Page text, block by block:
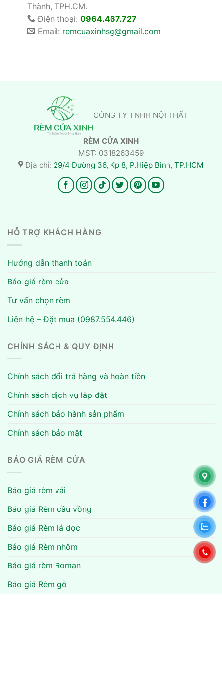
Thành, TPH.CM.
Điện thoại: 0964.467.727
Email: remcuaxinhsg@gmail.com
CÔNG TY TNHH NỘI THẤT
RÈM CỬA XINH
MST: 0318263459
Địa chỉ: 29/4 Đường 36, Kp 8, P.Hiệp Bình, TP.HCM
HỖ TRỢ KHÁCH HÀNG
Hướng dẫn thanh toán
Báo giá rèm cửa
Tư vấn chọn rèm
Liên hệ – Đặt mua (0987.554.446)
CHÍNH SÁCH & QUY ĐỊNH
Chính sách đổi trả hàng và hoàn tiền
Chính sách dịch vụ lắp đặt
Chính sách bảo hành sản phẩm
Chính sách bảo mật
BÁO GIÁ RÈM CỬA
Báo giá rèm vải
Báo giá Rèm cầu vồng
Báo giá Rèm lá dọc
Báo giá Rèm nhôm
Báo giá rèm Roman
Báo giá Rèm gỗ